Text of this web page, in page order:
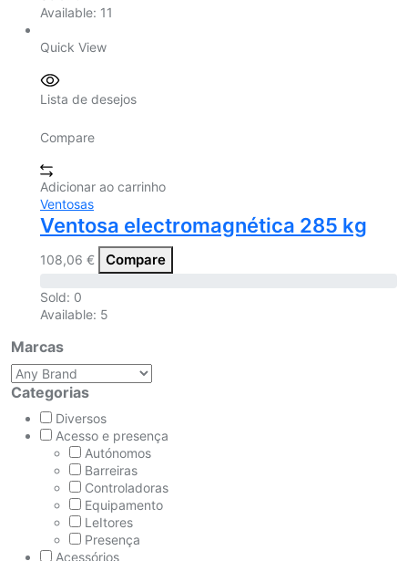
Available: 11
Quick View
Lista de desejos
Compare
Adicionar ao carrinho
Ventosas
Ventosa electromagnética 285 kg
108,06 € Compare
Sold: 0
Available: 5
Marcas
Categorias
Diversos
Acesso e presença
Autónomos
Barreiras
Controladoras
Equipamento
LeItores
Presença
Acessórios